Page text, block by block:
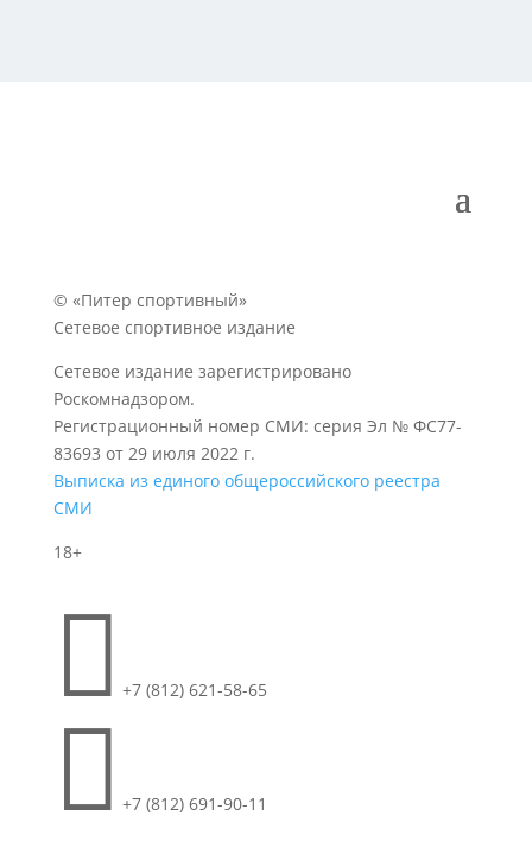
© «Питер спортивный»
Сетевое спортивное издание
Сетевое издание зарегистрировано
Роскомнадзором.
Регистрационный номер СМИ: серия Эл № ФС77-
83693 от 29 июля 2022 г.
Выписка из единого общероссийского реестра
СМИ
18+
 +7 (812) 621-58-65
 +7 (812) 691-90-11